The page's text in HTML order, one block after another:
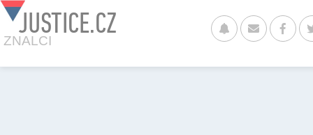
JUSTICE.CZ
ZNALCI